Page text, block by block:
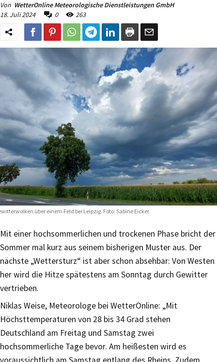
Von WetterOnline Meteorologische Dienstleistungen GmbH
18. Juli 2024
0 263
über einem Feld bei Leipzig. Foto: Sabine Eicker
Mit einer hochsommerlichen und trockenen Phase bricht der
Sommer mal kurz aus seinem bisherigen Muster aus. Der
nächste „Wettersturz“ ist aber schon absehbar: Von Westen
her wird die Hitze spätestens am Sonntag durch Gewitter
vertrieben.
Niklas Weise, Meteorologe bei WetterOnline: „Mit
Höchsttemperaturen von 28 bis 34 Grad stehen
Deutschland am Freitag und Samstag zwei
hochsommerliche Tage bevor. Am heißesten wird es